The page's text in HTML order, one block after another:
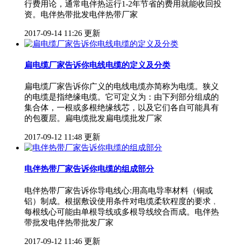
行费用论，通常电伴热运行1-2年节省的费用就能收回投
资。电伴热带批发电伴热带厂家
2017-09-14 11:26 更新
扁电缆厂家告诉你电线电缆的定义及分类
扁电缆厂家告诉你广义的电线电缆亦简称为电缆。狭义
的电缆是指绝缘电缆。它可定义为：由下列部分组成的
集合体，一根或多根绝缘线芯，以及它们各自可能具有
的包覆层。扁电缆批发扁电缆批发厂家
2017-09-12 11:48 更新
电伴热带厂家告诉你电缆的组成部分
电伴热带厂家告诉你导电线心:用高电导率材料（铜或
铝）制成。根据敷设使用条件对电缆柔软程度的要求﹐
每根线心可能由单根导线或多根导线绞合而成。电伴热
带批发电伴热带批发厂家
2017-09-12 11:46 更新